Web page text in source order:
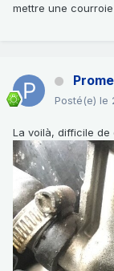
mettre une
Posté(e) le
La voilà, difficile